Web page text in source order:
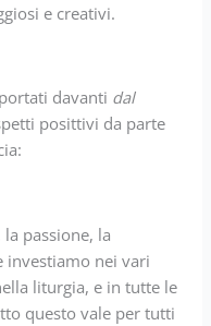
e creativi.
davanti dal
posittivi da parte
la passione, la
investiamo nei vari
liturgia, e in tutte le
questo vale per tutti